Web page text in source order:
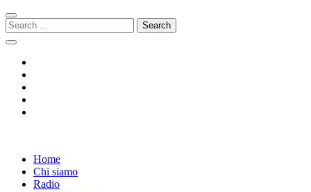
Skip
to
navigation
Skip
to
content
Search
for:
Radio 104
Like It !Home
Chi siamo
Radio